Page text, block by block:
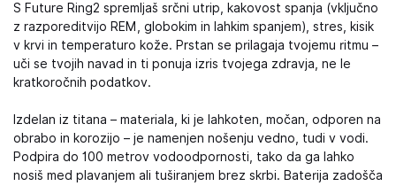
S Future Ring2 spremljaš srčni utrip, kakovost spanja (vključno
z razporeditvijo REM, globokim in lahkim spanjem), stres, kisik
v krvi in temperaturo kože. Prstan se prilagaja tvojemu ritmu –
uči se tvojih navad in ti ponuja izris tvojega zdravja, ne le
kratkoročnih podatkov.
Izdelan iz titana – materiala, ki je lahkoten, močan, odporen na
obrabo in korozijo – je namenjen nošenju vedno, tudi v vodi.
Podpira do 100 metrov vodoodpornosti, tako da ga lahko
nosiš med plavanjem ali tuširanjem brez skrbi. Baterija zadošča